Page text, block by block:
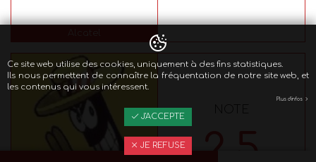
Ce site web utilise des cookies, uniquement à des fins statistiques.
Ils nous permettent de connaître la fréquentation de notre site web, et
les contenus qui vous intéressent.
Plus d'infos
J'ACCEPTE
JE REFUSE